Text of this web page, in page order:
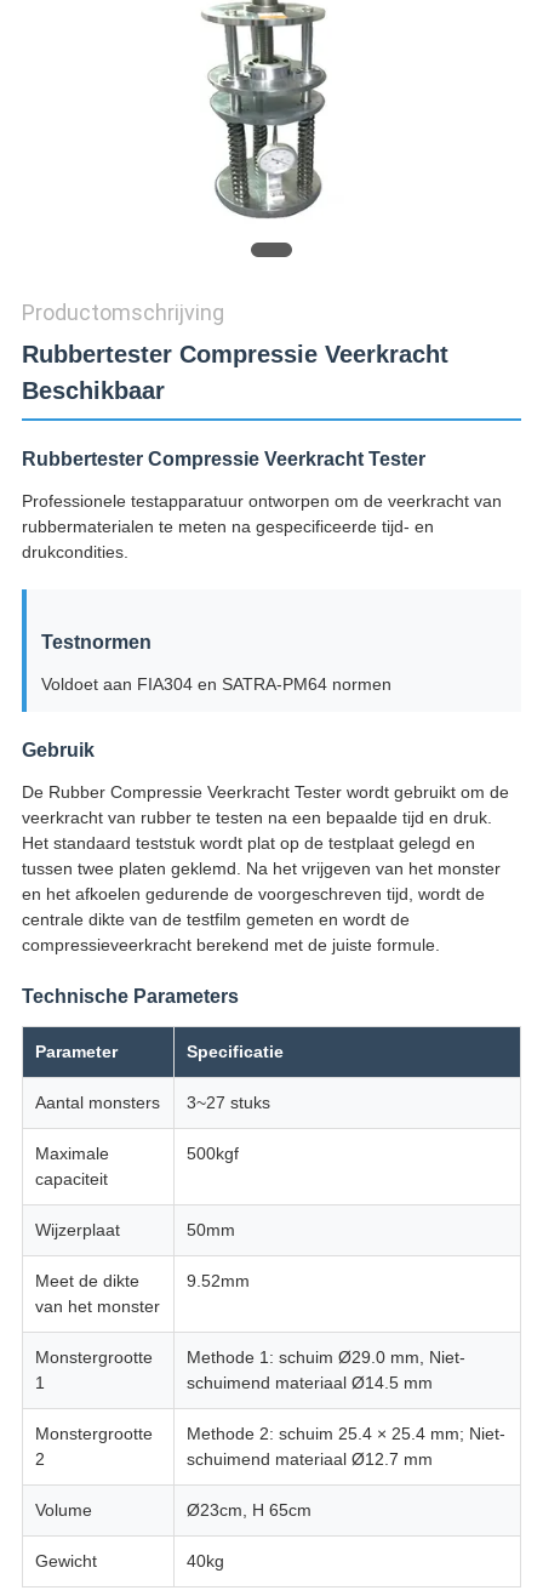
Productomschrijving
Rubbertester Compressie Veerkracht
Beschikbaar
Rubbertester Compressie Veerkracht Tester
Professionele testapparatuur ontworpen om de veerkracht van
rubbermaterialen te meten na gespecificeerde tijd- en
drukcondities.
Testnormen
Voldoet aan FIA304 en SATRA-PM64 normen
Gebruik
De Rubber Compressie Veerkracht Tester wordt gebruikt om de
veerkracht van rubber te testen na een bepaalde tijd en druk.
Het standaard teststuk wordt plat op de testplaat gelegd en
tussen twee platen geklemd. Na het vrijgeven van het monster
en het afkoelen gedurende de voorgeschreven tijd, wordt de
centrale dikte van de testfilm gemeten en wordt de
compressieveerkracht berekend met de juiste formule.
Technische Parameters
Parameter Specificatie
Aantal monsters 3~27 stuks
Maximale
capaciteit
500kgf
Wijzerplaat 50mm
Meet de dikte
van het monster
9.52mm
Monstergrootte
1
Methode 1: schuim Ø29.0 mm, Niet-
schuimend materiaal Ø14.5 mm
Monstergrootte
2
Methode 2: schuim 25.4 × 25.4 mm; Niet-
schuimend materiaal Ø12.7 mm
Volume Ø23cm, H 65cm
Gewicht 40kg